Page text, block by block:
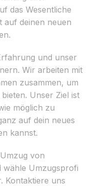
das Wesentliche
auf deinen neuen
und unser
Wir arbeiten mit
zusammen, um
Unser Ziel ist
möglich zu
auf dein neues
kannst.
von
wähle Umzugsprofi
Kontaktiere uns